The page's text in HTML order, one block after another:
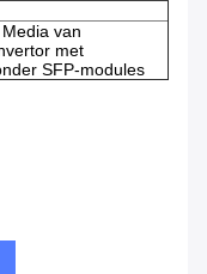
van
met
SFP-modules